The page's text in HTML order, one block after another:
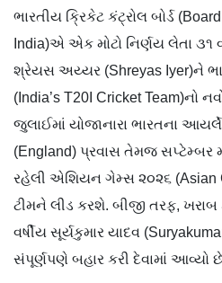
ભારતીય ક્રિકેટ કંટ્રોલ બોર્ડ
India)એ એક મોટો નિર્ણય લેતા ૩૧
શ્રેયસ અય્યર (Shreyas Iyer)ને
(India’s T20I Cricket Team)નો
જુલાઈમાં યોજાનારા ભારતના
(England) પ્રવાસ તેમજ સપ્ટેમ્બર
રહેલી એશિયન ગેમ્સ ૨૦૨૬ (Asian
ટીમને લીડ કરશે. બીજી તરફ, ખરાબ
વર્ષીય સૂર્યકુમાર યાદવ
સંપૂર્ણપણે બહાર કરી દેવામાં આવ્યો